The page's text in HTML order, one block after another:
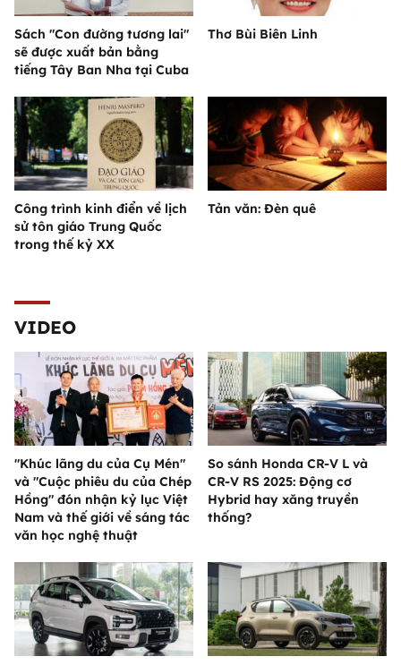
Sách "Con đường tương lai"
sẽ được xuất bản bằng
tiếng Tây Ban Nha tại Cuba
Thơ Bùi Biên Linh
Công trình kinh điển về lịch
sử tôn giáo Trung Quốc
trong thế kỷ XX
Tản văn: Đèn quê
VIDEO
"Khúc lãng du của Cụ Mén"
và "Cuộc phiêu du của Chép
Hồng" đón nhận kỷ lục Việt
Nam và thế giới về sáng tác
văn học nghệ thuật
So sánh Honda CR-V L và
CR-V RS 2025: Động cơ
Hybrid hay xăng truyền
thống?